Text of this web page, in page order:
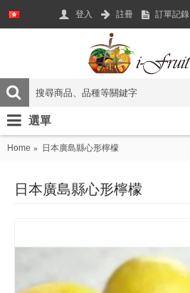
登入 註冊 訂單記錄
選單
Home 日本廣島縣心形檸檬
日本廣島縣心形檸檬